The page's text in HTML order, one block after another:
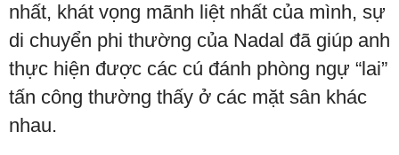
nhất, khát vọng mãnh liệt nhất của mình, sự
di chuyển phi thường của Nadal đã giúp anh
thực hiện được các cú đánh phòng ngự “lai”
tấn công thường thấy ở các mặt sân khác
nhau.